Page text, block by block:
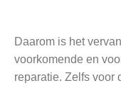
Daarom is het
voorkomende en
reparatie. Zelfs voor